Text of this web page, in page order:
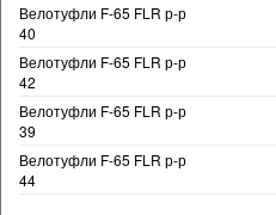
Велотуфли F-65 FLR р-р
40
Велотуфли F-65 FLR р-р
42
Велотуфли F-65 FLR р-р
39
Велотуфли F-65 FLR р-р
44